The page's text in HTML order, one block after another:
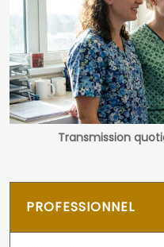
Transmission
PROFESSIONNEL